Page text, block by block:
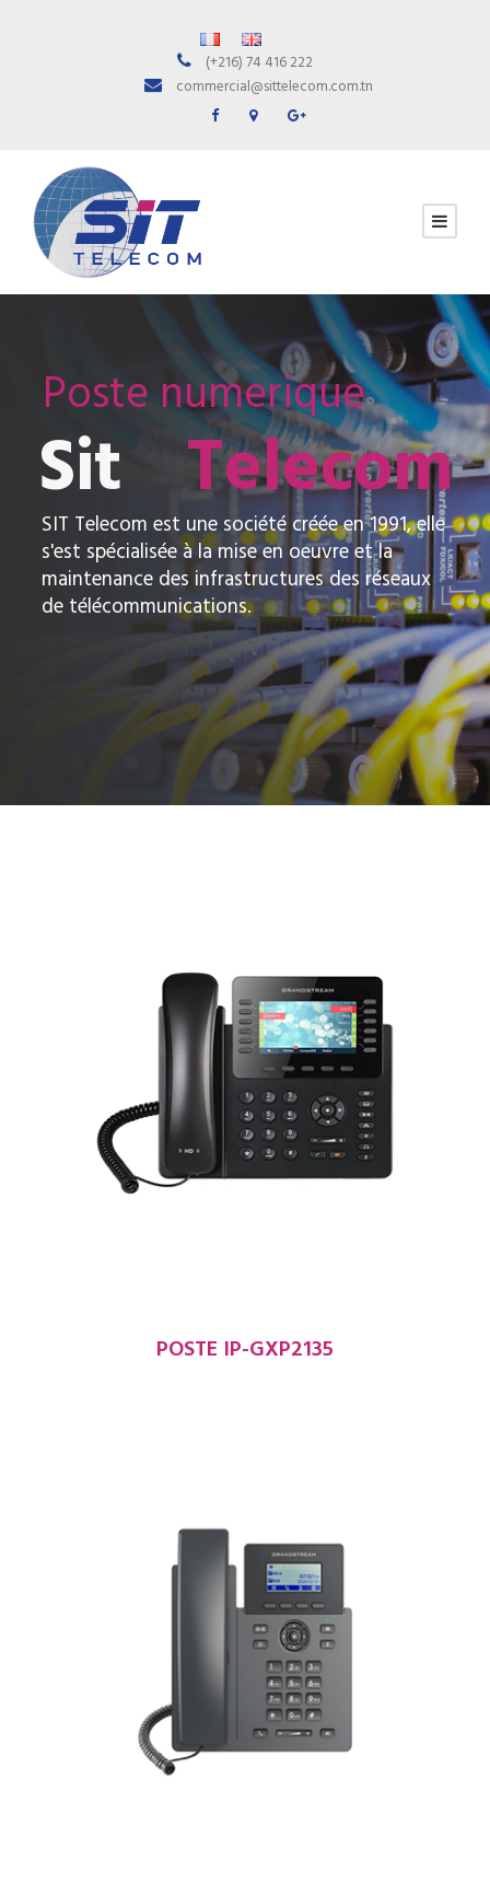
(+216) 74 416 222
commercial@sittelecom.com.tn
Poste numerique
Sit Telecom
SIT Telecom est une société créée en 1991, elle
s'est spécialisée à la mise en oeuvre et la
maintenance des infrastructures des réseaux
de télécommunications.
POSTE IP-GXP2135